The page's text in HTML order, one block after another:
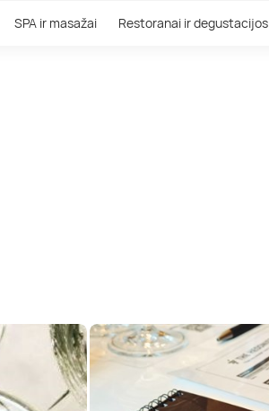
SPA ir masažai Restoranai ir degustacijos